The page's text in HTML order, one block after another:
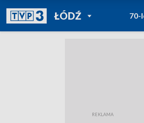
ŁÓDŹPOWRÓT DO
TVP REGIONY
70-